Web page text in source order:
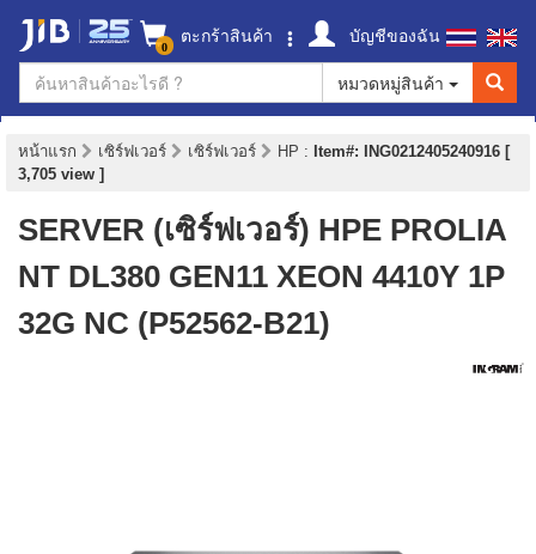
0 ตะกร้าสินค้า
บัญชีของฉัน
หมวดหมู่สินค้า
หน้าแรก เซิร์ฟเวอร์ เซิร์ฟเวอร์ HP : Item#: ING0212405240916 [
3,705 view ]
SERVER (เซิร์ฟเวอร์) HPE PROLIA
NT DL380 GEN11 XEON 4410Y 1P
32G NC (P52562-B21)